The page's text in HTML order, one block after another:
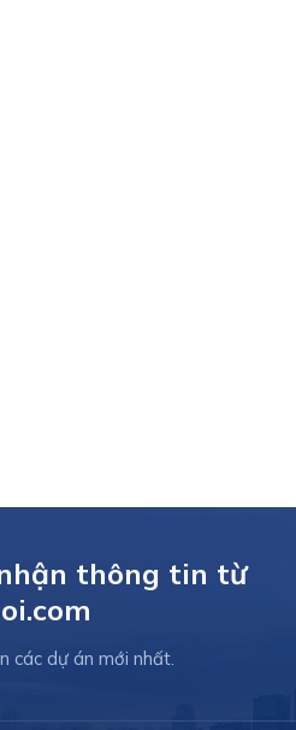
thông tin từ
các dự án mới nhất.